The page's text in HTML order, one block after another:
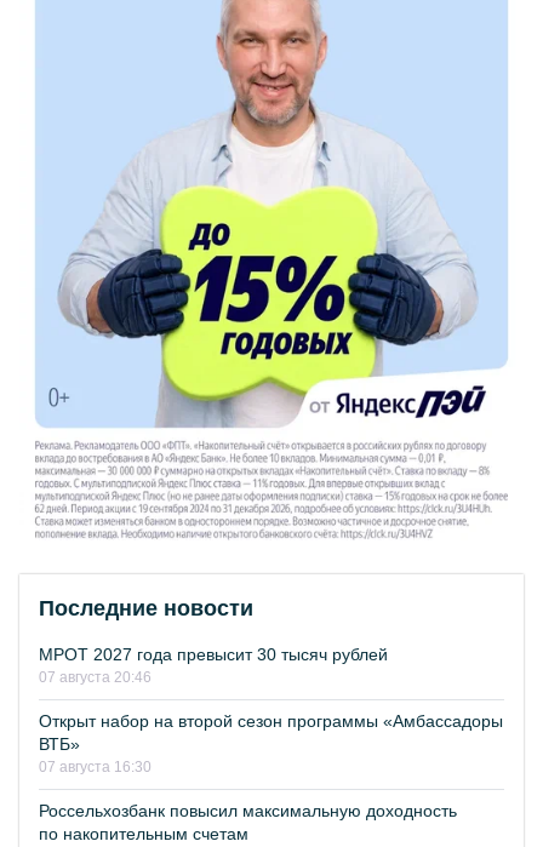
Последние новости
МРОТ 2027 года превысит 30 тысяч рублей
07 августа 20:46
Открыт набор на второй сезон программы «Амбассадоры
ВТБ»
07 августа 16:30
Россельхозбанк повысил максимальную доходность
по накопительным счетам